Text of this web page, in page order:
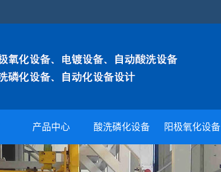
产品中心 酸洗磷化设备 阳极氧化设备